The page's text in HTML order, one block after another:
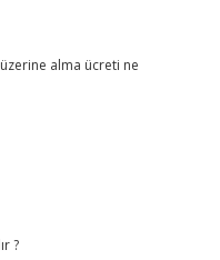
alma ücreti ne
?